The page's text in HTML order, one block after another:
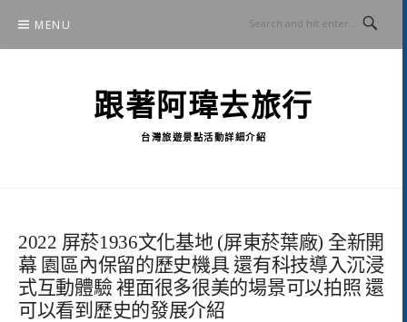
content
MENU
跟著阿瑋去旅行
台灣旅遊景點活動詳細介紹
2022 屏菸1936文化基地 (屏東菸葉廠) 全新開
幕 園區內保留的歷史機具 還有科技導入沉浸
式互動體驗 裡面很多很美的場景可以拍照 還
可以看到歷史的發展介紹